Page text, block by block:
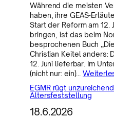
Während die meisten
haben, ihre GEAS-
Start der Reform am 12.
bringen, ist das beim
besprochenen Buch
Christian Keitel anders:
12. Juni lieferbar. Im
(nicht nur: ein)…
EGMR rügt
Altersfeststellung
18.6.2026